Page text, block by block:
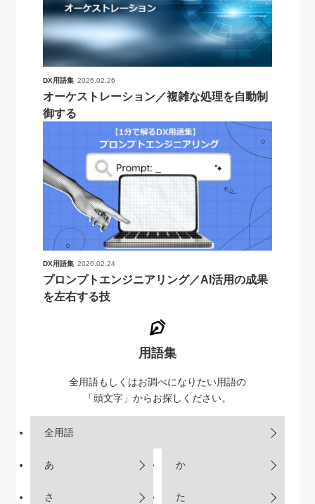
DX用語集 2026.02.26
オーケストレーション／複雑な処理を自動制
御する
DX用語集 2026.02.24
プロンプトエンジニアリング／AI活用の成果
を左右する技
用語集
全用語もしくはお調べになりたい用語の
「頭文字」からお探しください。
全用語
あ か
さ た